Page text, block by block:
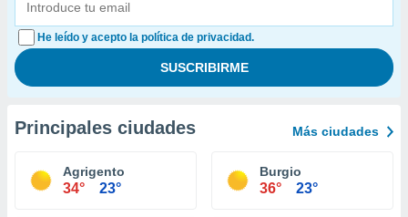
He leído y acepto la política de privacidad.
Principales ciudades Más ciudades
Agrigento
34° 23°
Burgio
36° 23°